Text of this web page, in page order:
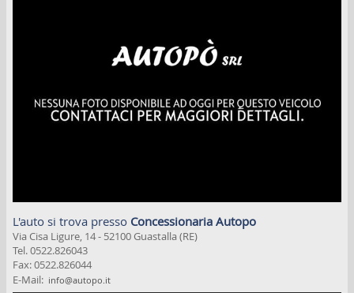
L'auto si trova presso Concessionaria Autopo
Via Cisa Ligure, 14 - 52100 Guastalla (RE)
Tel. 0522.826043
Fax: 0522.826044
E-Mail: info@autopo.it